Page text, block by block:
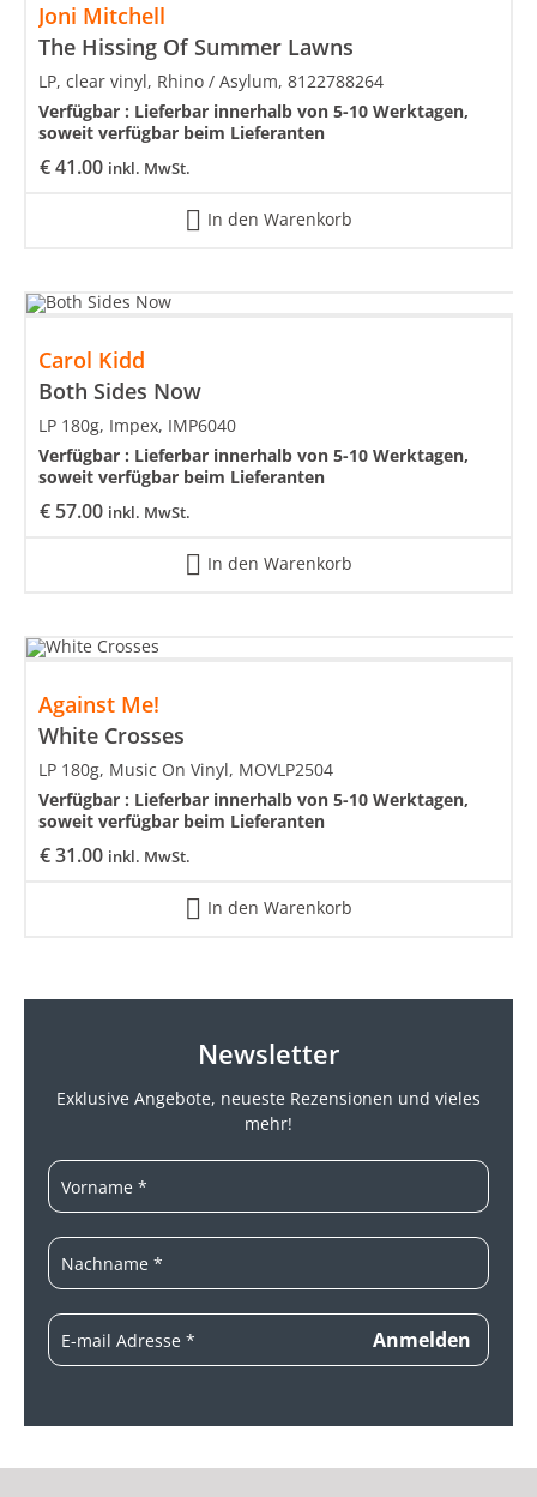
Joni Mitchell
The Hissing Of Summer Lawns
€41.00 inkl. MwSt.
LP, clear vinyl, Rhino / Asylum, 8122788264
Verfügbar : Lieferbar innerhalb von 5-10 Werktagen,
soweit verfügbar beim Lieferanten
In den Warenkorb
Carol Kidd
Both Sides Now
€ 57.00 inkl. MwSt.
LP 180g, Impex, IMP6040
Verfügbar : Lieferbar innerhalb von 5-10 Werktagen,
soweit verfügbar beim Lieferanten
In den Warenkorb
Against Me!
White Crosses
€31.00 inkl. MwSt.
LP 180g, Music On Vinyl, MOVLP2504
Verfügbar : Lieferbar innerhalb von 5-10 Werktagen,
soweit verfügbar beim Lieferanten
In den Warenkorb
Newsletter
Exklusive Angebote, neueste Rezensionen und vieles
mehr!